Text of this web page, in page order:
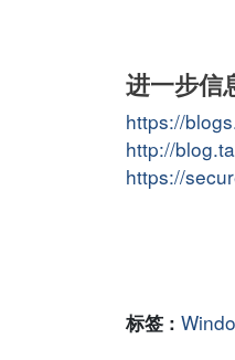
进一步信
https://
http://
https://
标签 :